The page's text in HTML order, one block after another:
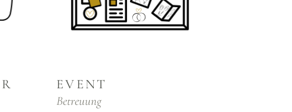
EVENT
Betreuung